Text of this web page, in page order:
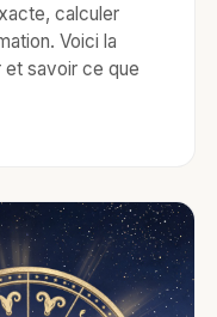
calculer
Voici la
et savoir ce que